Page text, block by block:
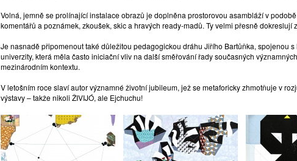
Volná, jemně se prolínající instalace obrazů je doplněna prostorovou asambláží v
komentářů a poznámek, zkoušek, skic a hravých ready-madů. Ty velmi přesně dokreslují
Je nasnadě připomenout také důležitou pedagogickou dráhu Jiřího Bartůňka, spojenou
univerzity, která měla často iniciační vliv na další směřování řady současných
mezinárodním kontextu.
V letošním roce slaví autor významné životní jubileum, jež se metaforicky zhmotňuje v
výstavy – takže nikoli ŽIVIJÓ, ale Ejchuchu!